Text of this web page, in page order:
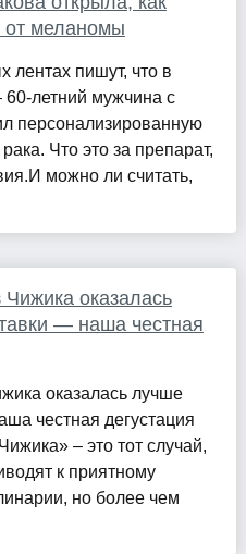
от меланомы
лентах пишут, что в
летний мужчина с
персонализированную
Что это за препарат,
можно ли считать,
оказалась
— наша честная
оказалась лучше
честная дегустация
– это тот случай,
к приятному
но более чем